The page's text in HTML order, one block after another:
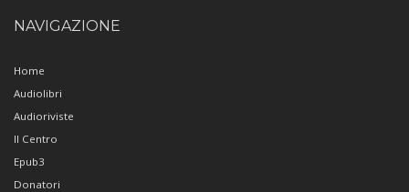
NAVIGAZIONE
Home
Audiolibri
Audioriviste
Il Centro
Epub3
Donatori